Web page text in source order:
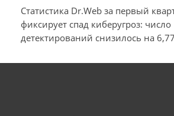
Статистика Dr.Web за первый
фиксирует спад киберугроз: число
детектирований снизилось на
конца прошлого года. Лидерами